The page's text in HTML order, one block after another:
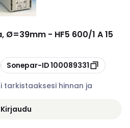
Ø=39mm - HF5 600/1 A 15
Kopioi
Sonepar-ID100089331
tarkistaaksesi hinnan ja
Kirjaudu